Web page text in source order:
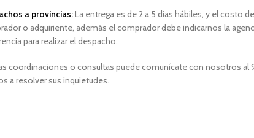
a provincias:La entrega es de 2 a 5 días hábiles, y el costo
o adquiriente, además el comprador debe indicarnos la
para realizar el despacho.
coordinaciones o consultas puede comunícate con nosotros al
a resolver sus inquietudes.